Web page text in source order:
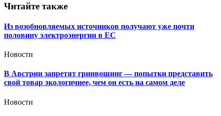
Читайте также
Из возобновляемых источников получают уже почти
половину электроэнергии в ЕС
Новости
В Австрии запретят гринвошинг — попытки представить
свой товар экологичнее, чем он есть на самом деле
Новости